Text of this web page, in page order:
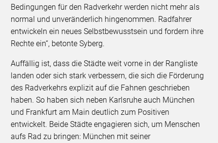
Bedingungen für den Radverkehr werden nicht mehr als
normal und unveränderlich hingenommen. Radfahrer
entwickeln ein neues Selbstbewusstsein und fordern ihre
Rechte ein“, betonte Syberg.
Auffällig ist, dass die Städte weit vorne in der Rangliste
landen oder sich stark verbessern, die sich die Förderung
des Radverkehrs explizit auf die Fahnen geschrieben
haben. So haben sich neben Karlsruhe auch München
und Frankfurt am Main deutlich zum Positiven
entwickelt. Beide Städte engagieren sich, um Menschen
aufs Rad zu bringen: München mit seiner